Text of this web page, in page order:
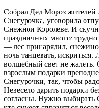
Собрал Дед Мороз жителей
Снегурочка, уговорила
Снежной Королеве. И
праздничных много:
— лес принарядил,
ночь танцевать,
волшебный свет не жалеть.
взрослым подарки
Снегурочки, так, чтобы
Невесело дарить подарки
согласны. Нужно выбирать